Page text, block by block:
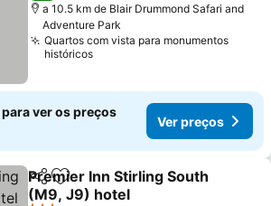
a 10.5 km de Blair Drummond Safari and
Adventure Park
Quartos com vista para monumentos
históricos
ver os preços
Ver preços
PartilharAdicionar aos favoritos
Premier Inn Stirling South
(M9, J9) hotel